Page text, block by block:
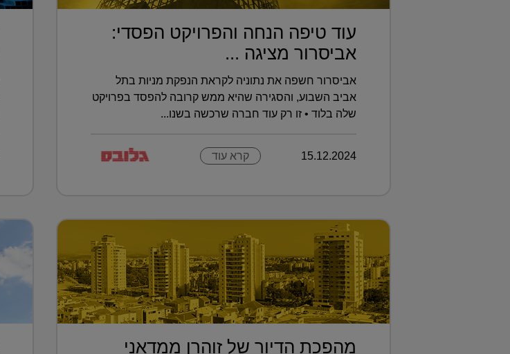
עוד טיפה הנחה והפרויקט הפסדי:
אביסרור מציגה ...
אביסרור חשפה את נתוניה לקראת הנפקת מניות בתל
אביב השבוע, והסגירה שהיא ממש קרובה להפסד בפרויקט
שלה בלוד • זו רק עוד חברה שרכשה בשנו...
15.12.2024 קרא עוד
מהפכת הדיור של זוהרן ממדאני